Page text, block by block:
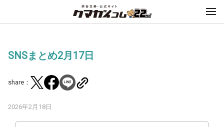
SNSまとめ2月17日
share：
2026年2月18日